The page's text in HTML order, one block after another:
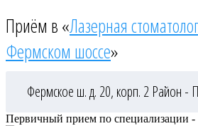
Приём в «Лазерная
Фермском шоссе»
Фермское ш. д. 20, корп. 2 Район -
Первичный прием по специализации -